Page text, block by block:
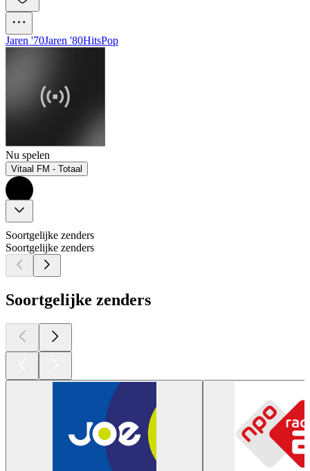
Jaren '70Jaren '80HitsPop
Nu spelen
Vitaal FM - Totaal
Soortgelijke zenders
Soortgelijke zenders
Soortgelijke zenders